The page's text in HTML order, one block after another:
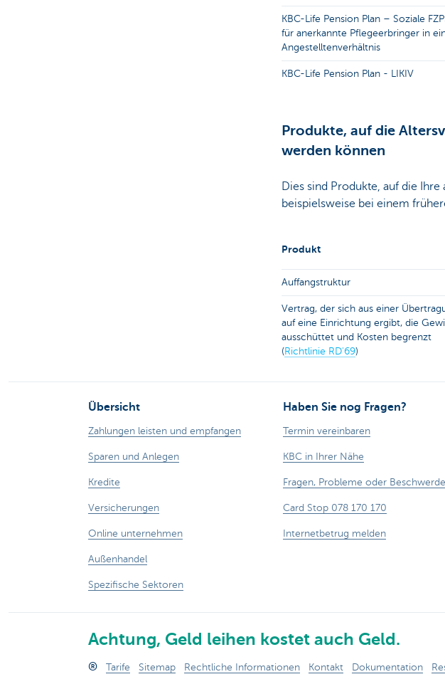
KBC-Life Pension Plan – Soziale
für anerkannte Pflegeerbringer in
Angestelltenverhältnis
KBC-Life Pension Plan - LIKIV
Produkte, auf die
werden können
Dies sind Produkte, auf die
beispielsweise bei einem
Produkt
Auffangstruktur
Vertrag, der sich aus einer
auf eine Einrichtung ergibt, die
ausschüttet und Kosten begrenzt
(Richtlinie RD'69)
Übersicht
Zahlungen leisten und empfangen
Sparen und Anlegen
Kredite
Versicherungen
Online unternehmen
Außenhandel
Spezifische Sektoren
Haben Sie nog Fragen?
Termin vereinbaren
KBC in Ihrer Nähe
Fragen, Probleme oder
Card Stop 078 170 170
Internetbetrug melden
Achtung, Geld leihen kostet auch Geld.
® Tarife Sitemap Rechtliche Informationen Kontakt Dokumentation